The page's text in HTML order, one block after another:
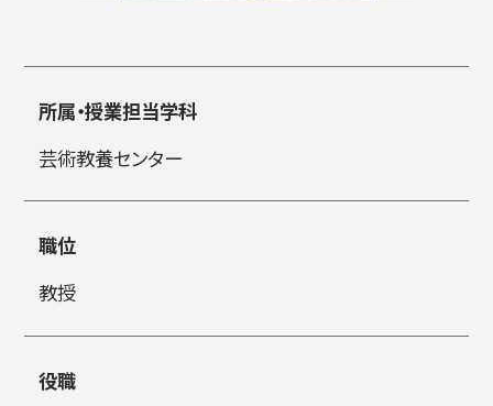
所属・授業担当学科
芸術教養センター
職位
教授
役職